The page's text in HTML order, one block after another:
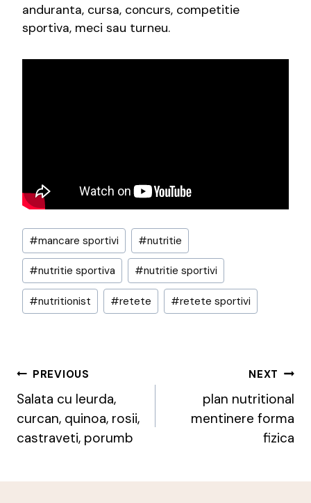
anduranta, cursa, concurs, competitie
sportiva, meci sau turneu.
Post
Tags:
#mancare sportivi #nutritie
#nutritie sportiva #nutritie sportivi
#nutritionist #retete #retete sportivi
Post
Navigation
PREVIOUS
Salata cu leurda,
curcan, quinoa, rosii,
castraveti, porumb
NEXT
plan nutritional
mentinere forma
fizica